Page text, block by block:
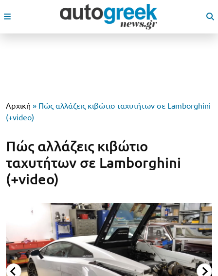
Αρχική » Πώς αλλάζεις κιβώτιο ταχυτήτων σε Lamborghini
(+video)
Πώς αλλάζεις κιβώτιο
ταχυτήτων σε Lamborghini
(+video)